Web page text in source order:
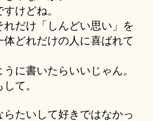
けどね。
だけ「しんどい思い」を
体どれだけの人に喜ばれて
に書いたらいいじゃん。
て。
たいして好きではなかっ